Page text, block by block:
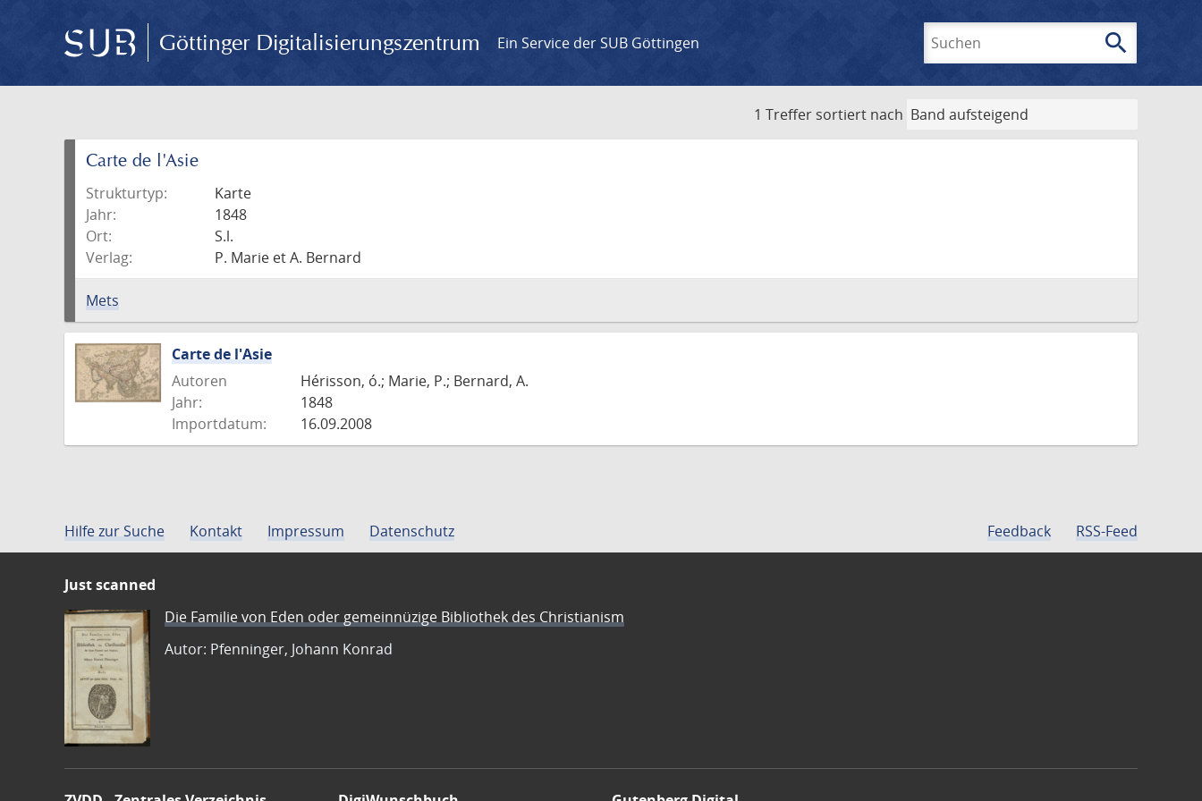
Göttinger Digitalisierungszentrum Ein Service der SUB Göttingen search
1 Treffer sortiert nach
Carte de l'Asie
Strukturtyp:
Karte
Jahr:
1848
Ort:
S.l.
Verlag:
P. Marie et A. Bernard
Mets
Carte de l'Asie
Autoren
Hérisson, ó.; Marie, P.; Bernard, A.
Jahr:
1848
Importdatum:
16.09.2008
Hilfe zur Suche Kontakt Impressum Datenschutz Feedback RSS-Feed
Just scanned
Die Familie von Eden oder gemeinnüzige Bibliothek des Christianism
Autor: Pfenninger, Johann Konrad